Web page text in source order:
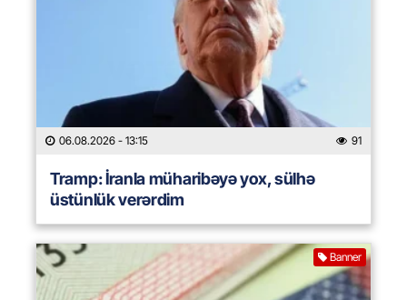
06.08.2026 - 13:15 91
Tramp: İranla müharibəyə yox, sülhə
üstünlük verərdim
Banner